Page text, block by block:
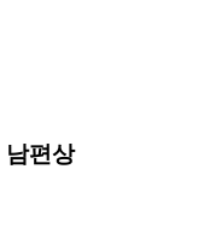
남편상